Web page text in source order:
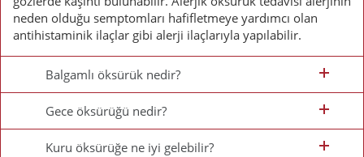
neden olduğu semptomları hafifletmeye yardımcı olan
antihistaminik ilaçlar gibi alerji ilaçlarıyla yapılabilir.
Balgamlı öksürük nedir?
Gece öksürüğü nedir?
Kuru öksürüğe ne iyi gelebilir?